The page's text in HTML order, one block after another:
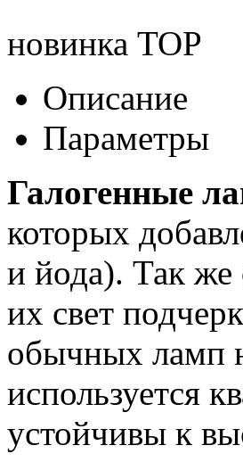
новинка TOP
Описание
Параметры
Галогенные
которых
и йода). Так же
их свет
обычных ламп
используется
устойчивы к